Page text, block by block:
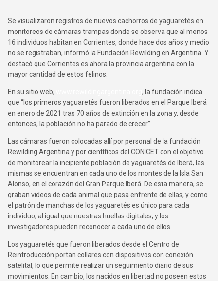
Se visualizaron registros de nuevos cachorros de yaguaretés en
monitoreos de cámaras trampas donde se observa que al menos
16 individuos habitan en Corrientes, donde hace dos años y medio
no se registraban, informó la Fundación Rewilding en Argentina. Y
destacó que Corrientes es ahora la provincia argentina con la
mayor cantidad de estos felinos.
En su sitio web,
, la fundación indica
que “los primeros yaguaretés fueron liberados en el Parque Iberá
en enero de 2021 tras 70 años de extinción en la zona y, desde
entonces, la población no ha parado de crecer”.
Las cámaras fueron colocadas allí por personal de la fundación
Rewilding Argentina y por científicos del CONICET con el objetivo
de monitorear la incipiente población de yaguaretés de Iberá, las
mismas se encuentran en cada uno de los montes de la Isla San
Alonso, en el corazón del Gran Parque Iberá. De esta manera, se
graban videos de cada animal que pasa enfrente de ellas, y como
el patrón de manchas de los yaguaretés es único para cada
individuo, al igual que nuestras huellas digitales, y los
investigadores pueden reconocer a cada uno de ellos.
Los yaguaretés que fueron liberados desde el Centro de
Reintroducción portan collares con dispositivos con conexión
satelital, lo que permite realizar un seguimiento diario de sus
movimientos. En cambio, los nacidos en libertad no poseen estos